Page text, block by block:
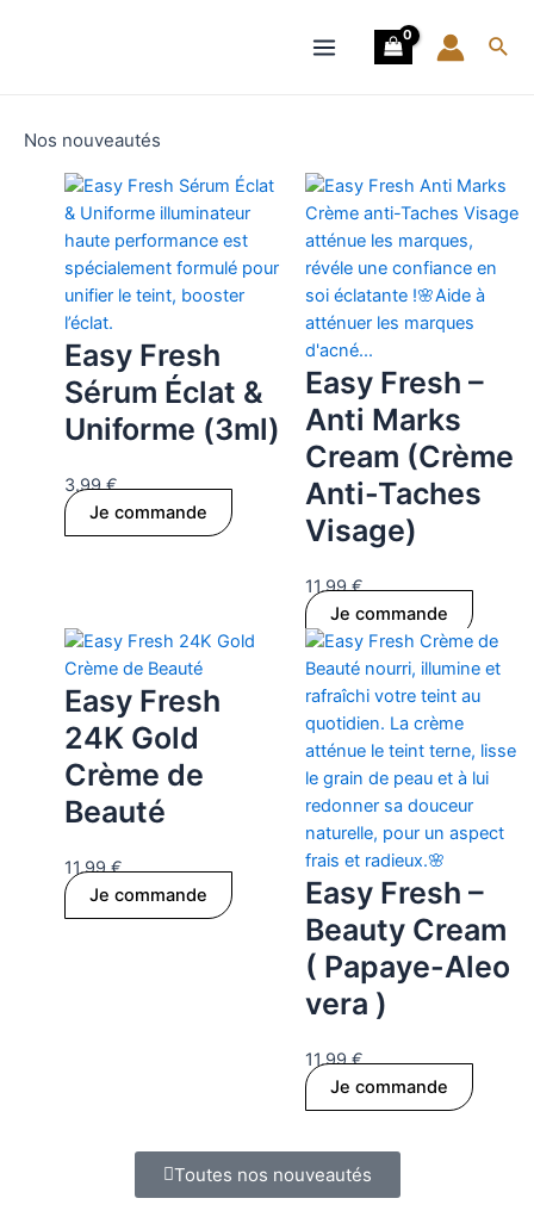
Menu
Nos nouveautés
Easy Fresh
Sérum Éclat &
Uniforme (3ml)
3.99€
Je commande
Easy Fresh –
Anti Marks
Cream (Crème
Anti-Taches
Visage)
11.99€
Je commande
Easy Fresh
24K Gold
Crème de
Beauté
11.99€
Je commande
Easy Fresh –
Beauty Cream
( Papaye-Aleo
vera )
11.99€
Je commande
Toutes nos nouveautés